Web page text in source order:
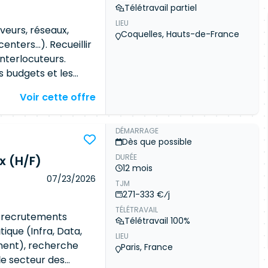
gestion des
SI multisites,
avec
principaux et
des
ont une
d'une
pour cela, vous
Estimer le temps
ad hoc.
réseaux,
Recueillir
budgets et les
externes.
les
des bonnes
Voir cette offre
Télétravail partiel
LIEU
Coquelles, Hauts-de-France
(H/F)
07/23/2026
recrutements
(Infra, Data,
recherche
secteur des
DÉMARRAGE
Dès que possible
DURÉE
12 mois
TJM
271-333 €⁄j
TÉLÉTRAVAIL
Télétravail 100%
LIEU
Paris, France